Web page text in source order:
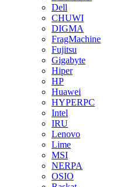
Dell
CHUWI
DIGMA
FragMachine
Fujitsu
Gigabyte
Hiper
HP
Huawei
HYPERPC
Intel
IRU
Lenovo
Lime
MSI
NERPA
OSIO